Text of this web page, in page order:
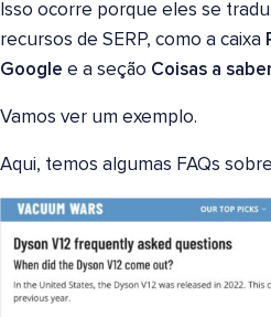
Isso ocorre porque eles se
recursos de SERP, como a caixa
Google e a seção Coisas a
Vamos ver um exemplo.
Aqui, temos algumas FAQs